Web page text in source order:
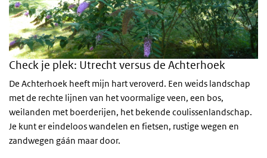
Check je plek: Utrecht versus de Achterhoek
De Achterhoek heeft mijn hart veroverd. Een weids landschap
met de rechte lijnen van het voormalige veen, een bos,
weilanden met boerderijen, het bekende coulissenlandschap.
Je kunt er eindeloos wandelen en fietsen, rustige wegen en
zandwegen gáán maar door.